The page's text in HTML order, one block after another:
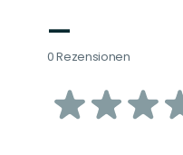
—
0 Rezensionen
von